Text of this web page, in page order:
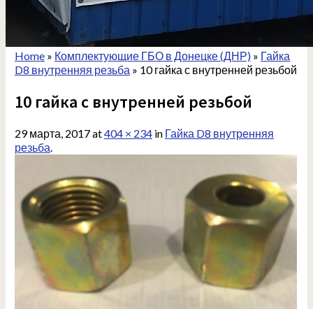
Home» Комплектующие ГБО в Донецке (ДНР)» Гайка
D8 внутренняя резьба » 10 гайка с внутренней резьбой
10 гайка с внутренней резьбой
29 марта, 2017at404 × 234in Гайка D8 внутренняя
резьба.